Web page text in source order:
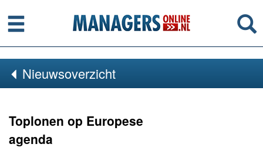
Menu
Nieuwsoverzicht
Toplonen op Europese
agenda